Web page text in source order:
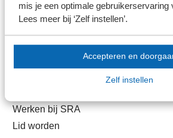
mis je een optimale gebruikerservaring
Lees meer bij ‘Zelf instellen’.
Accepteren en
Zelf instellen
Nieuwsbank
Handige links
Veilig bestanden delen
Werken bij SRA
Lid worden